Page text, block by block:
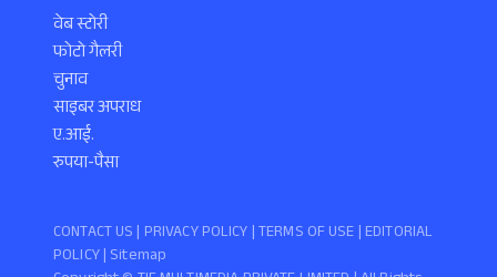
वेब स्टोरी
फोटो गैलरी
चुनाव
साइबर अपराध
ए.आई.
रुपया-पैसा
CONTACT US | PRIVACY POLICY |TERMS OF USE | EDITORIAL
POLICY| Sitemap